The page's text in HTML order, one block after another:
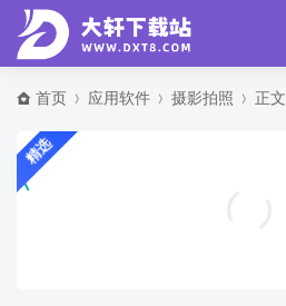
首页 应用软件 摄影拍照 正文
精选